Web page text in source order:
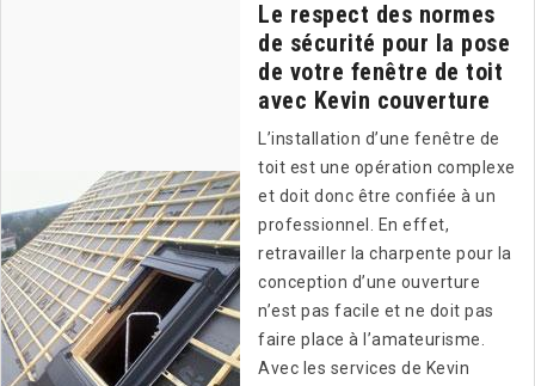
Le respect des normes
de sécurité pour la pose
de votre fenêtre de toit
avec Kevin couverture
L’installation d’une fenêtre de
toit est une opération complexe
et doit donc être confiée à un
professionnel. En effet,
retravailler la charpente pour la
conception d’une ouverture
n’est pas facile et ne doit pas
faire place à l’amateurisme.
Avec les services de Kevin